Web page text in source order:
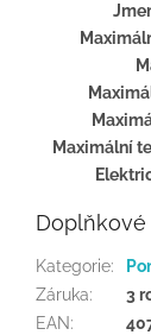
Maximální
Kategorie:
Záruka:
3
EAN: